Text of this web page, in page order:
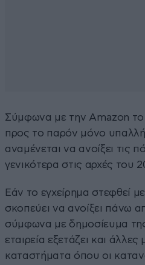
Σύμφωνα με την Amazon το
προς το παρόν μόνο
αναμένεται να ανοίξει τις
γενικότερα στις αρχές του
Εάν το εγχείρημα στεφθεί με
σκοπεύει να ανοίξει πάνω
σύμφωνα με δημοσίευμα
εταιρεία εξετάζει και
καταστήματα όπου οι